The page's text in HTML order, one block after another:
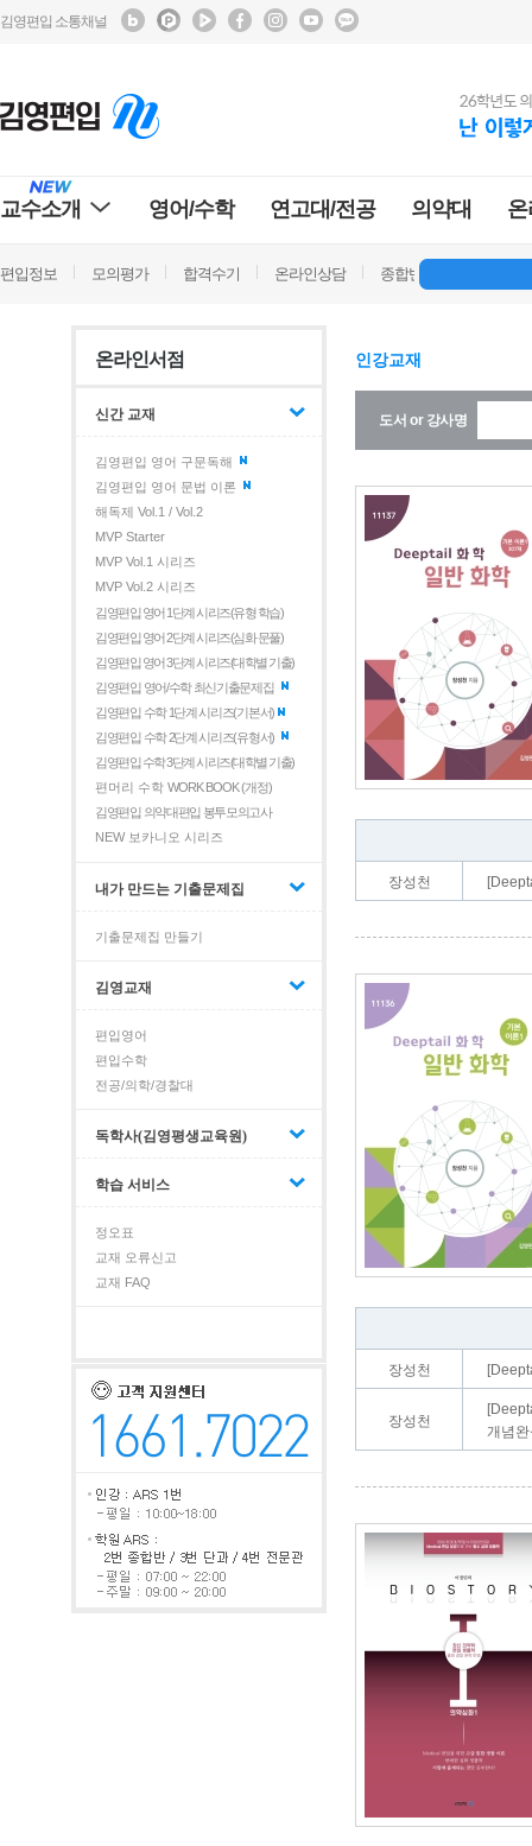
김영편입 소통채널
교수소개 영어/수학 연고대/전공 의약대
편입정보 모의평가 합격수기 온라인상담 종합반 방문상담
온라인서점
신간 교재
김영편입 영어 구문독해
김영편입 영어 문법 이론
해독제 Vol.1 / Vol.2
MVP Starter
MVP Vol.1 시리즈
MVP Vol.2 시리즈
김영편입 영어 1단계 시리즈(유형 학습)
김영편입 영어 2단계 시리즈(심화 문풀)
김영편입 영어 3단계 시리즈(대학별 기출)
김영편입 영어/수학 최신기출문제집
김영편입 수학 1단계 시리즈(기본서)
김영편입 수학 2단계 시리즈(유형서)
김영편입 수학 3단계 시리즈(대학별 기출)
편머리 수학 WORK BOOK (개정)
김영편입 의약대편입 봉투모의고사
NEW 보카니오 시리즈
내가 만드는 기출문제집
기출문제집 만들기
김영교재
편입영어
편입수학
전공/의학/경찰대
독학사(김영평생교육원)
학습 서비스
정오표
교재 오류신고
교재 FAQ
인강교재
도서 or 강사명
장성천
장성천
장성천
개념